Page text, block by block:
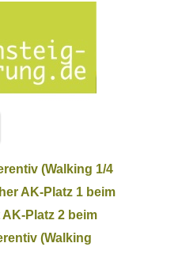
(Walking 1/4
AK-Platz 1 beim
Platz 2 beim
(Walking